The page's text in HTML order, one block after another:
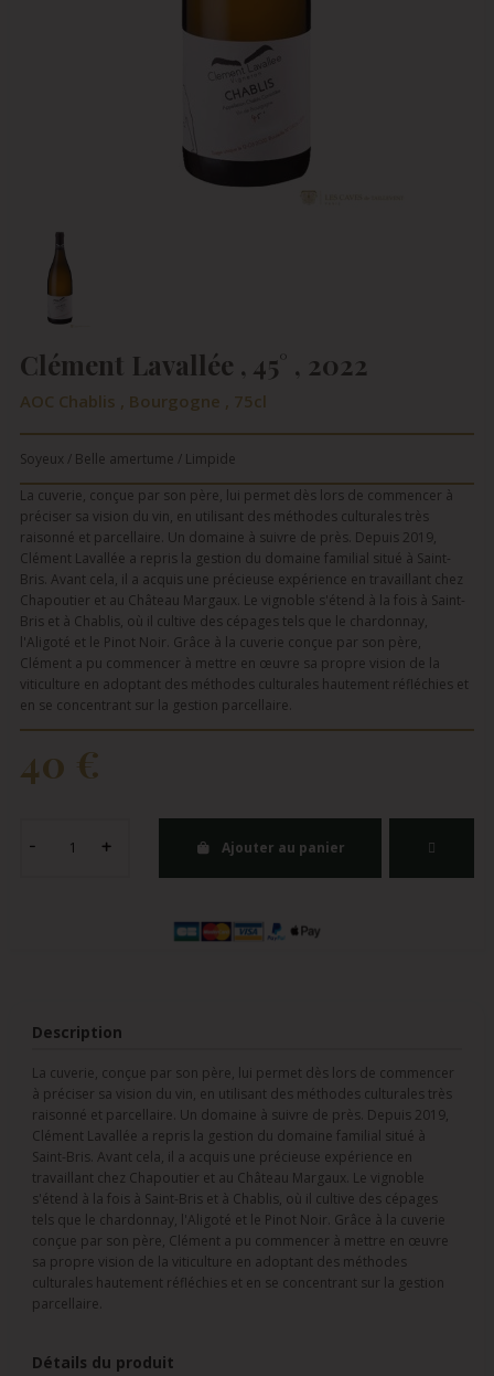
Clément Lavallée , 45° , 2022
AOC Chablis , Bourgogne , 75cl
Soyeux / Belle amertume / Limpide
La cuverie, conçue par son père, lui permet dès lors de commencer à
préciser sa vision du vin, en utilisant des méthodes culturales très
raisonné et parcellaire. Un domaine à suivre de près. Depuis 2019,
Clément Lavallée a repris la gestion du domaine familial situé à Saint-
Bris. Avant cela, il a acquis une précieuse expérience en travaillant chez
Chapoutier et au Château Margaux. Le vignoble s'étend à la fois à Saint-
Bris et à Chablis, où il cultive des cépages tels que le chardonnay,
l'Aligoté et le Pinot Noir. Grâce à la cuverie conçue par son père,
Clément a pu commencer à mettre en œuvre sa propre vision de la
viticulture en adoptant des méthodes culturales hautement réfléchies et
en se concentrant sur la gestion parcellaire.
40 €
Ajouter au panier
Description
La cuverie, conçue par son père, lui permet dès lors de commencer
à préciser sa vision du vin, en utilisant des méthodes culturales très
raisonné et parcellaire. Un domaine à suivre de près. Depuis 2019,
Clément Lavallée a repris la gestion du domaine familial situé à
Saint-Bris. Avant cela, il a acquis une précieuse expérience en
travaillant chez Chapoutier et au Château Margaux. Le vignoble
s'étend à la fois à Saint-Bris et à Chablis, où il cultive des cépages
tels que le chardonnay, l'Aligoté et le Pinot Noir. Grâce à la cuverie
conçue par son père, Clément a pu commencer à mettre en œuvre
sa propre vision de la viticulture en adoptant des méthodes
culturales hautement réfléchies et en se concentrant sur la gestion
parcellaire.
Détails du produit